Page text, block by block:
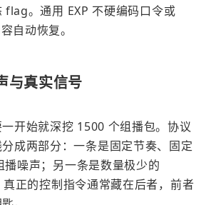
flag。通用 EXP 不硬编码口令或
自动恢复。
与真实信号
开始就深挖 1500 个组播包。协议
成两部分：一条是固定节奏、固定
播噪声；另一条是数量极少的
正的控制指令通常藏在后者，前者